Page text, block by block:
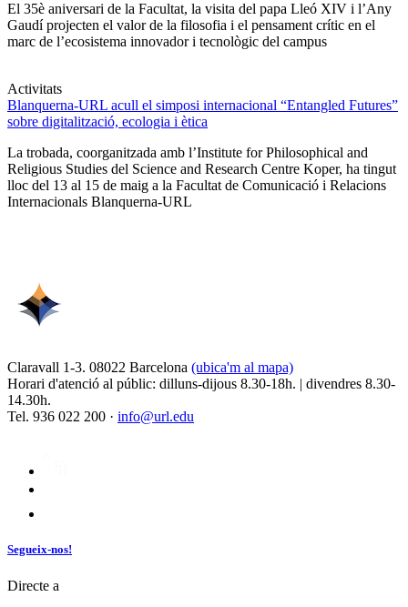
El 35è aniversari de la Facultat, la visita del papa Lleó XIV i l’Any
Gaudí projecten el valor de la filosofia i el pensament crític en el
marc de l’ecosistema innovador i tecnològic del campus
Activitats
Blanquerna-URL acull el simposi internacional “Entangled Futures”
sobre digitalització, ecologia i ètica
La trobada, coorganitzada amb l’Institute for Philosophical and
Religious Studies del Science and Research Centre Koper, ha tingut
lloc del 13 al 15 de maig a la Facultat de Comunicació i Relacions
Internacionals Blanquerna-URL
Claravall 1-3. 08022 Barcelona (ubica'm al mapa)
Horari d'atenció al públic: dilluns-dijous 8.30-18h. | divendres 8.30-
14.30h.
Tel. 936 022 200 · info@url.edu
Segueix-nos!
Directe a